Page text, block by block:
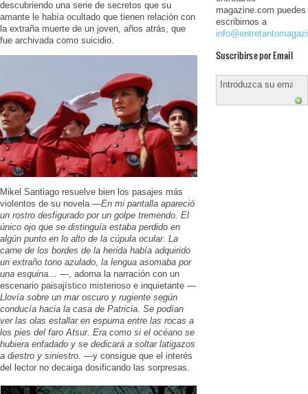
descubriendo una serie de secretos que su
amante le había ocultado que tienen relación con
la extraña muerte de un joven, años atrás, que
fue archivada como suicidio.
Mikel Santiago resuelve bien los pasajes más
violentos de su novela —En mi pantalla apareció
un rostro desfigurado por un golpe tremendo. El
único ojo que se distinguía estaba perdido en
algún punto en lo alto de la cúpula ocular. La
carne de los bordes de la herida había adquirido
un extraño tono azulado, la lengua asomaba por
una esquina… —, adorna la narración con un
escenario paisajístico misterioso e inquietante —
Llovía sobre un mar oscuro y rugiente según
conducía hacia la casa de Patricia. Se podían
ver las olas estallar en espuma entre las rocas a
los pies del faro Atsur. Era como si el océano se
hubiera enfadado y se dedicará a soltar latigazos
a diestro y siniestro. —y consigue que el interés
del lector no decaiga dosificando las sorpresas.
magazine.com puedes
escribirnos a
Suscribirse por Email